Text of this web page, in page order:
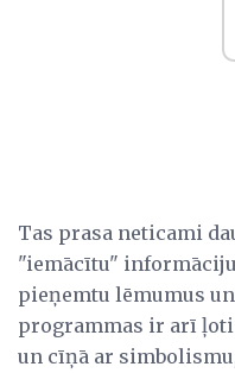
Tas prasa neticami
"iemācītu"
pieņemtu lēmumus
programmas ir arī
un cīņā ar